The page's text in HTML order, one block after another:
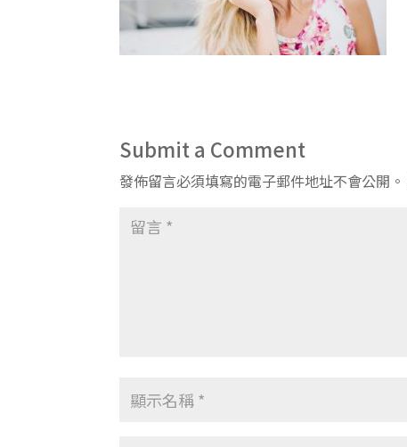
Submit a Comment
發佈留言必須填寫的電子郵件地址不會公開。